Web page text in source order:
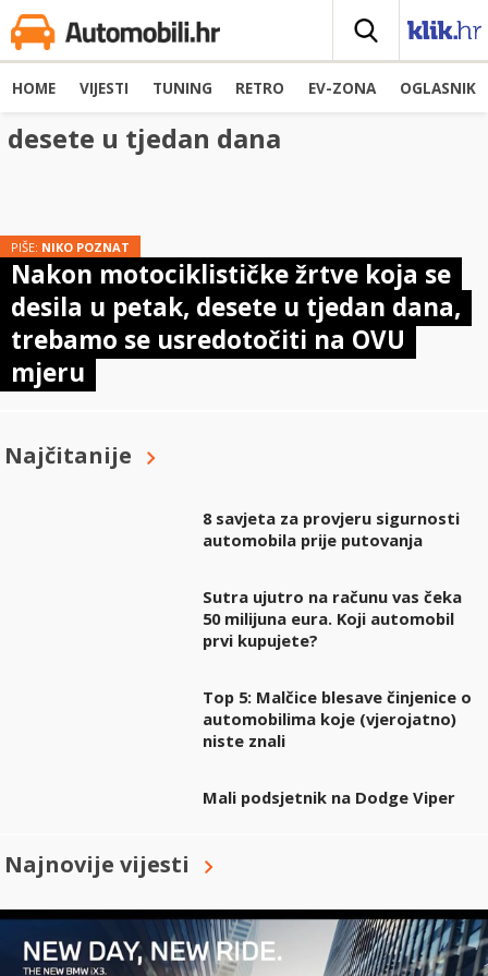
HOME VIJESTI TUNING RETRO EV-ZONA OGLASNIK
desete u tjedan dana
PIŠE: NIKO POZNAT
Nakon motociklističke žrtve koja se
desila u petak, desete u tjedan dana,
trebamo se usredotočiti na OVU
mjeru
Najčitanije
8 savjeta za provjeru sigurnosti
automobila prije putovanja
Sutra ujutro na računu vas čeka
50 milijuna eura. Koji automobil
prvi kupujete?
Top 5: Malčice blesave činjenice o
automobilima koje (vjerojatno)
niste znali
Mali podsjetnik na Dodge Viper
Najnovije vijesti